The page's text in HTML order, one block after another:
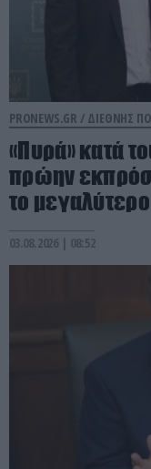
PRONEWS.GR / ΔΙΕΘΝΗΣ
«Πυρά» κατά
πρώην
το
03.08.2026 | 08:52